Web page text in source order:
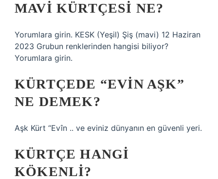
MAVI KÜRTÇESI NE?
Yorumlara girin. KESK (Yeşil) Şiş (mavi) 12 Haziran
2023 Grubun renklerinden hangisi biliyor?
Yorumlara girin.
KÜRTÇEDE “EVIN AŞK”
NE DEMEK?
Aşk Kürt “Evîn .. ve eviniz dünyanın en güvenli yeri.
KÜRTÇE HANGI
KÖKENLI?